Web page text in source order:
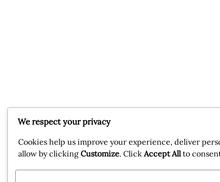
We respect your privacy
Cookies help us improve your experience, deliver
allow by clicking Customize. Click Accept Allto